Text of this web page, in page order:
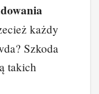
każdy
Szkoda
takich